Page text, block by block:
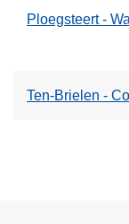
Ploegsteert -
Ten-Brielen -